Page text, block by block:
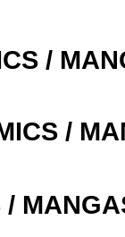
/
/